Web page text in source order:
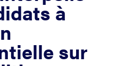
à
sur